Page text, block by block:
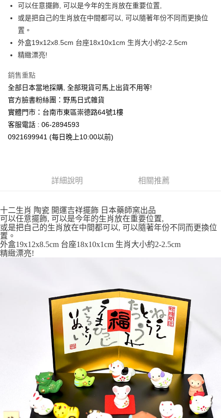
上海商業儲蓄銀行
台北富邦商業銀行
國泰世華商業銀行
兆豐國際商業銀行
臺灣中小企業銀行
匯豐（台灣）商業銀行
華泰商業銀行
聯邦商業銀行
遠東國際商業銀行
元大商業銀行
台新國際商業銀行
台灣樂天信用卡公司
LINE Pay
Apple Pay
街口支付
Google Pay
ATM付款
運送方式
全家取貨付款
每筆NT$65，滿NT$999(含以上)免運費
每筆NT$65，滿NT$999(含以上)免運費
付款後7-11取貨
每筆NT$65，滿NT$999(含以上)免運費
可以任意擺飾, 可以是今年的生肖放在重要位置,
或是把自己的生肖放在中間都可以, 可以隨著年份不同而更換位
置。
外盒19x12x8.5cm 台座18x10x1cm 生肖大小約2-2.5cm
精緻漂亮!
銷售重點
全部日本當地採購, 全部現貨可馬上出貨不用等!
官方臉書粉絲團：野馬日式雜貨
實體門市：台南市東區崇德路64號1樓
客服電話 : 06-2894593
0921699941 (每日晚上10:00以前)
詳細說明 相關推薦
十二生肖 陶瓷 開運吉祥擺飾 日本藥師窯出品
可以任意擺飾, 可以是今年的生肖放在重要位置,
或是把自己的生肖放在中間都可以, 可以隨著年份不同而更換位
置。
外盒19x12x8.5cm 台座18x10x1cm 生肖大小約2-2.5cm
精緻漂亮!